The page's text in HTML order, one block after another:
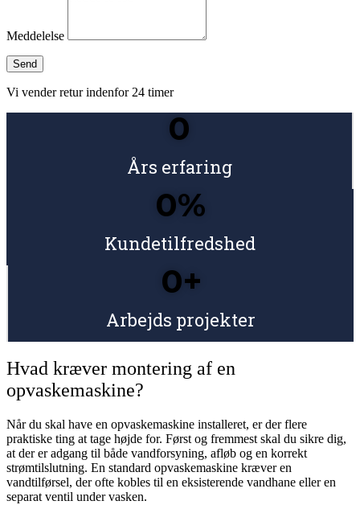
Meddelelse
Send
Vi vender retur indenfor 24 timer
Års erfaring
0
Kundetilfredshed
0%
Arbejds projekter
0+
Hvad kræver montering af en
opvaskemaskine?
Når du skal have en opvaskemaskine installeret, er der flere
praktiske ting at tage højde for. Først og fremmest skal du sikre dig,
at der er adgang til både vandforsyning, afløb og en korrekt
strømtilslutning. En standard opvaskemaskine kræver en
vandtilførsel, der ofte kobles til en eksisterende vandhane eller en
separat ventil under vasken.